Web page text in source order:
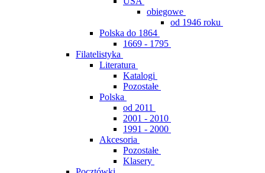
obiegowe
od 1946 roku
Polska do 1864
1669 - 1795
Filatelistyka
Literatura
Katalogi
Pozostałe
Polska
od 2011
2001 - 2010
1991 - 2000
Akcesoria
Pozostałe
Klasery